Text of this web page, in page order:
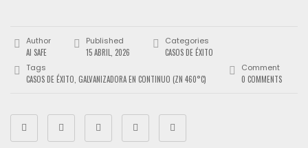
Author
AI SAFE
Published
15 ABRIL, 2026
Categories
CASOS DE ÉXITO
Tags
CASOS DE ÉXITO GALVANIZADORA EN CONTINUO (ZN 460°C)
Comment
0 COMMENTS